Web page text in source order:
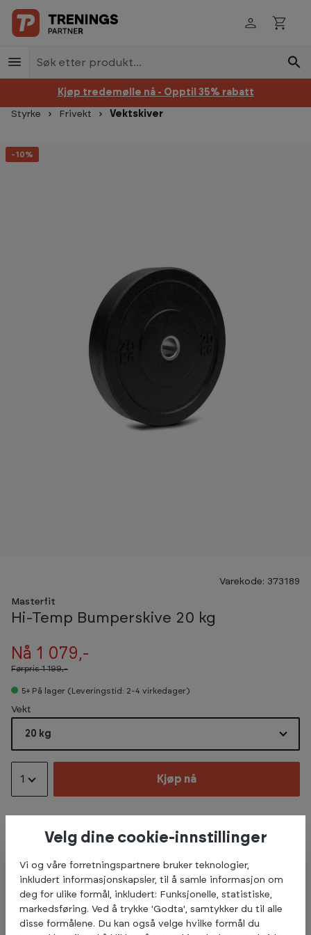
Hopp til innhold
Kjøp tredemølle nå - Opptil 35% rabatt
Styrke Frivekt Vektskiver
Hopp over bildegalleri
-10%
Varekode: 373189
Masterfit
Hi-Temp Bumperskive 20 kg
Nå 1 079,-
Førpris1 199,-
5+ På lager (Leveringstid: 2-4 virkedager)
Select
Vekt
20 kg
1 Kjøp nå
Beskrivelse
Masterfit 20 kg Hi-Temp Bumperplate
Bumper plates fra Masterfit er produsert i høytemperert
gummi med innkapslet sentrering. De tåler dropp fra høyder,
Velg dine cookie-innstillinger
Vi og våre forretningspartnere bruker teknologier,
inkludert informasjonskapsler, til å samle informasjon om
deg for ulike formål, inkludert: Funksjonelle, statistiske,
markedsføring. Ved å trykke 'Godta', samtykker du til alle
disse formålene. Du kan også velge hvilke formål du